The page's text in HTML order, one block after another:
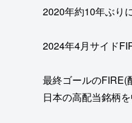
2020年約10年ぶり
2024年4月サイド
最終ゴールのFIRE(
日本の高配当銘柄